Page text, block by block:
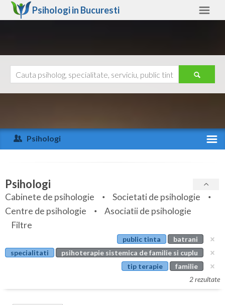
Psihologi in Bucuresti
Arad
Arges
Bihor
Bistrita-Nasaud
Botosani
Braila
Bucuresti
Ajutor
Psihologi
Specialitati
Servicii
Articole
Psihologi
Cabinete de psihologie
Societati de psihologie
Centre de psihologie
Asociatii de psihologie
Filtre
public tinta
batrani
specialitati
psihoterapie sistemica de familie si cuplu
tip terapie
familie
2 rezultate